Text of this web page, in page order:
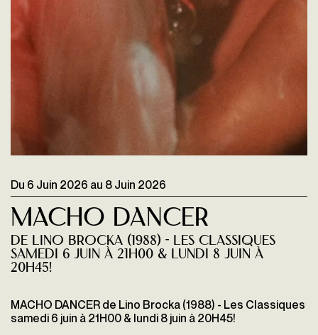
Du 6 Juin 2026 au 8 Juin 2026
Macho Dancer
de Lino Brocka (1988) - Les Classiques
samedi 6 juin à 21H00 & lundi 8 juin à
20H45!
MACHO DANCER de Lino Brocka (1988) - Les Classiques
samedi 6 juin à 21H00 & lundi 8 juin à 20H45!